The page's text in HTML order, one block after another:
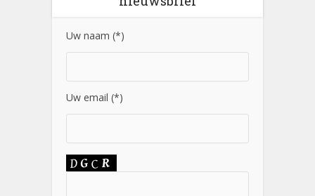
Uw naam (*)
Uw email (*)